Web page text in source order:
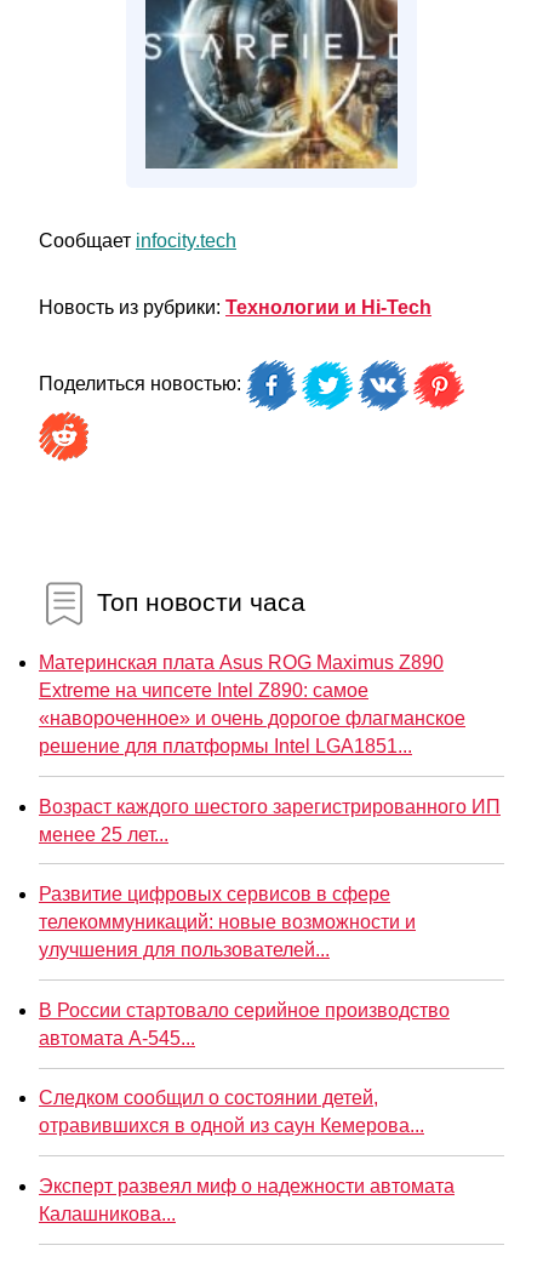
Сообщает infocity.tech
Новость из рубрики: Технологии и Hi-Tech
Поделиться новостью:
Топ новости часа
Материнская плата Asus ROG Maximus Z890
Extreme на чипсете Intel Z890: самое
«навороченное» и очень дорогое флагманское
решение для платформы Intel LGA1851...
Возраст каждого шестого зарегистрированного ИП
менее 25 лет...
Развитие цифровых сервисов в сфере
телекоммуникаций: новые возможности и
улучшения для пользователей...
В России стартовало серийное производство
автомата А-545...
Следком сообщил о состоянии детей,
отравившихся в одной из саун Кемерова...
Эксперт развеял миф о надежности автомата
Калашникова...